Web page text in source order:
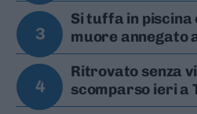
3
Si tuffa in piscina
muore annegato
4
Ritrovato senza
scomparso ieri a